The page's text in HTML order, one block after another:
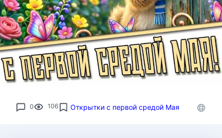
0 106 Открытки с первой средой Мая